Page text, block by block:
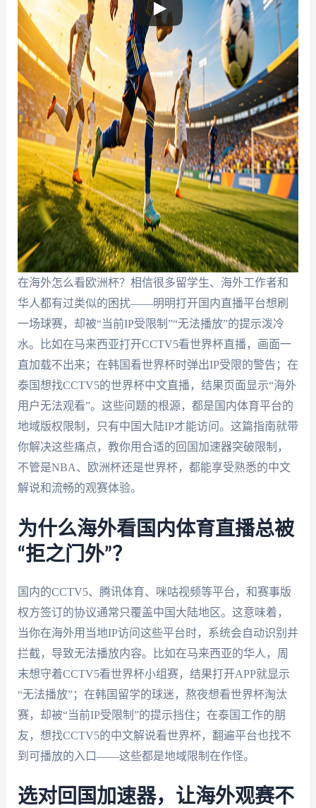
在海外怎么看欧洲杯？相信很多留学生、海外工作者和
华人都有过类似的困扰——明明打开国内直播平台想刷
一场球赛，却被“当前IP受限制”“无法播放”的提示泼冷
水。比如在马来西亚打开CCTV5看世界杯直播，画面一
直加载不出来；在韩国看世界杯时弹出IP受限的警告；在
泰国想找CCTV5的世界杯中文直播，结果页面显示“海外
用户无法观看”。这些问题的根源，都是国内体育平台的
地域版权限制，只有中国大陆IP才能访问。这篇指南就带
你解决这些痛点，教你用合适的回国加速器突破限制，
不管是NBA、欧洲杯还是世界杯，都能享受熟悉的中文
解说和流畅的观赛体验。
为什么海外看国内体育直播总被
“拒之门外”？
国内的CCTV5、腾讯体育、咪咕视频等平台，和赛事版
权方签订的协议通常只覆盖中国大陆地区。这意味着，
当你在海外用当地IP访问这些平台时，系统会自动识别并
拦截，导致无法播放内容。比如在马来西亚的华人，周
末想守着CCTV5看世界杯小组赛，结果打开APP就显示
“无法播放”；在韩国留学的球迷，熬夜想看世界杯淘汰
赛，却被“当前IP受限制”的提示挡住；在泰国工作的朋
友，想找CCTV5的中文解说看世界杯，翻遍平台也找不
到可播放的入口——这些都是地域限制在作怪。
选对回国加速器，让海外观赛不